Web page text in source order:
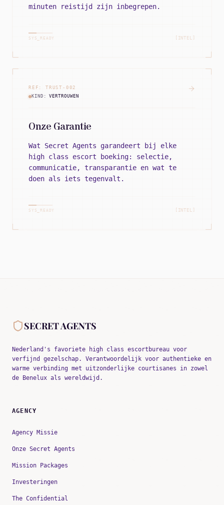
minuten reistijd zijn inbegrepen.
SYS_READY [INTEL]
REF: TRUST - 002
KIND:VERTROUWEN
Onze Garantie
Wat Secret Agents garandeert bij elke
high class escort boeking: selectie,
communicatie, transparantie en wat te
doen als iets tegenvalt.
SYS_READY [INTEL]
SECRET AGENTS
Nederland's favoriete high class escortbureau voor
verfijnd gezelschap. Verantwoordelijk voor authentieke en
warme verbinding met uitzonderlijke courtisanes in zowel
de Benelux als wereldwijd.
AGENCY
Agency Missie
Onze Secret Agents
Mission Packages
Investeringen
The Confidential